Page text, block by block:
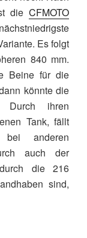
die CFMOTO
Es folgt
840 mm.
Beine für die
könnte die
Durch ihren
Tank, fällt
anderen
auch der
die 216
sind,